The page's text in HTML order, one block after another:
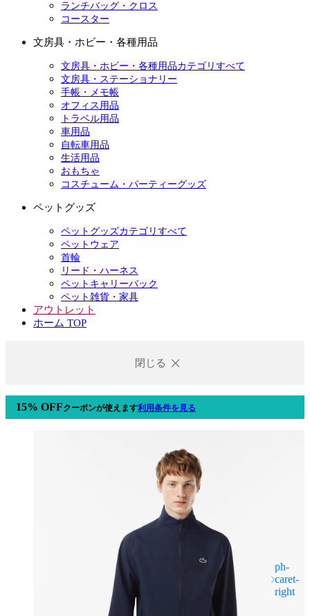
ランチバッグ・クロス
コースター
文房具・ホビー・各種用品
文房具・ホビー・各種用品カテゴリすべて
文房具・ステーショナリー
手帳・メモ帳
オフィス用品
トラベル用品
車用品
自転車用品
生活用品
おもちゃ
コスチューム・パーティーグッズ
ペットグッズ
ペットグッズカテゴリすべて
ペットウェア
首輪
リード・ハーネス
ペットキャリーバック
ペット雑貨・家具
アウトレット
ホーム TOP
閉じる
15% OFFクーポンが使えます利用条件を見る